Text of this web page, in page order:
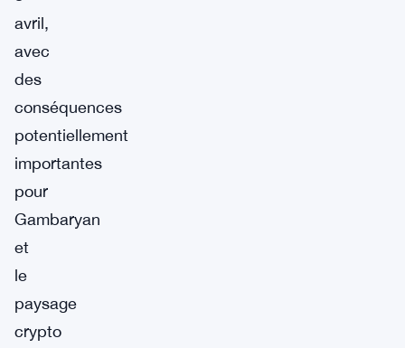
avril,
avec
des
conséquences
potentiellement
importantes
pour
Gambaryan
et
le
paysage
crypto